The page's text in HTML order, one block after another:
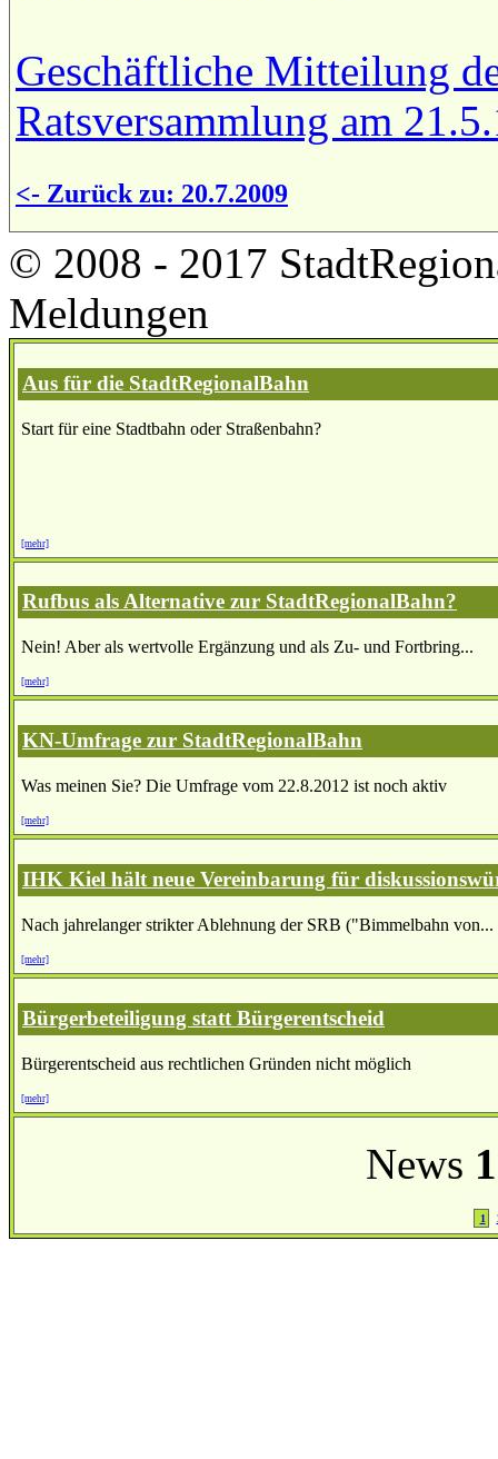
Geschäftliche Mitteilung
Ratsversammlung am
<- Zurück zu: 20.7.2009
© 2008 - 2017
Meldungen
Aus für die StadtRegionalBahn
Start für eine Stadtbahn oder Straßenbahn?
[mehr]
Rufbus als Alternative zur StadtRegionalBahn?
Nein! Aber als wertvolle Ergänzung und als Zu- und Fortbring...
[mehr]
KN-Umfrage zur StadtRegionalBahn
Was meinen Sie? Die Umfrage vom 22.8.2012 ist noch aktiv
[mehr]
IHK Kiel hält neue Vereinbarung für
Nach jahrelanger strikter Ablehnung der SRB ("Bimmelbahn von...
[mehr]
Bürgerbeteiligung statt Bürgerentscheid
Bürgerentscheid aus rechtlichen Gründen nicht möglich
[mehr]
News
1